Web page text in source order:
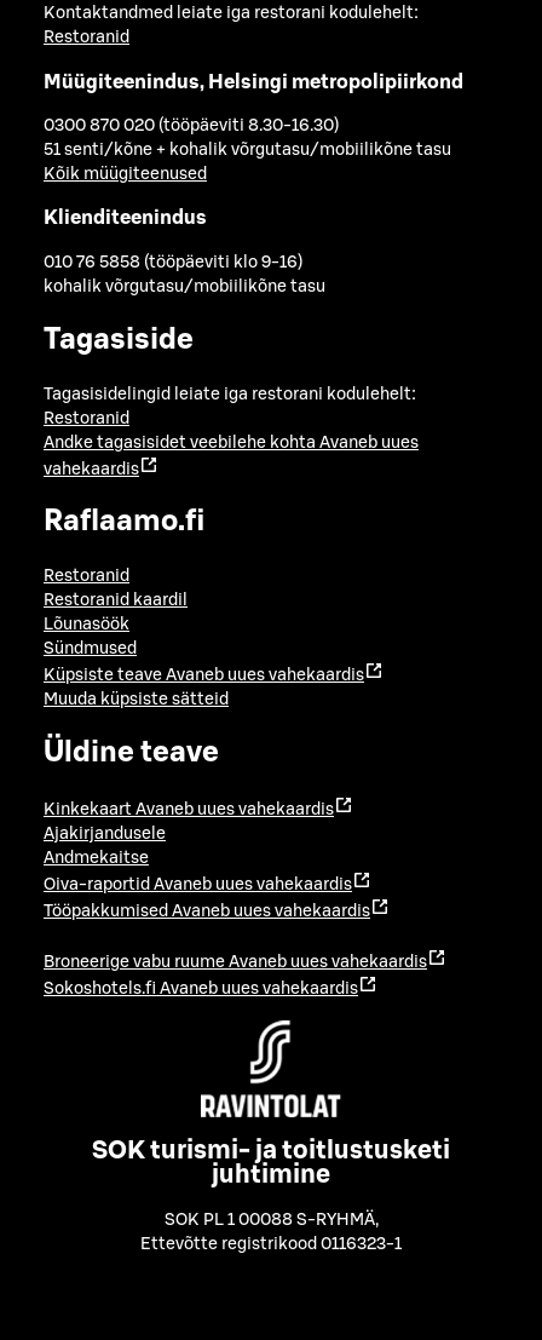
Kontaktandmed leiate iga restorani kodulehelt:
Restoranid
Müügiteenindus, Helsingi metropolipiirkond
0300 870 020 (tööpäeviti 8.30-16.30)
51 senti/kõne + kohalik võrgutasu/mobiilikõne tasu
Kõik müügiteenused
Klienditeenindus
010 76 5858 (tööpäeviti klo 9-16)
kohalik võrgutasu/mobiilikõne tasu
Tagasiside
Tagasisidelingid leiate iga restorani kodulehelt:
Restoranid
Andke tagasisidet veebilehe kohta Avaneb uues
vahekaardis
Raflaamo.fi
Restoranid
Restoranid kaardil
Lõunasöök
Sündmused
Küpsiste teave Avaneb uues vahekaardis
Muuda küpsiste sätteid
Üldine teave
Kinkekaart Avaneb uues vahekaardis
Ajakirjandusele
Andmekaitse
Oiva-raportid Avaneb uues vahekaardis
Tööpakkumised Avaneb uues vahekaardis
Broneerige vabu ruume Avaneb uues vahekaardis
Sokoshotels.fi Avaneb uues vahekaardis
SOK turismi- ja toitlustusketi
juhtimine
SOK PL 1 00088 S-RYHMÄ,
Ettevõtte registrikood 0116323-1